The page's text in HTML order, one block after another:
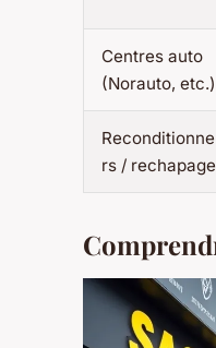
Centres auto
(Norauto, etc.)
rs / rechapage